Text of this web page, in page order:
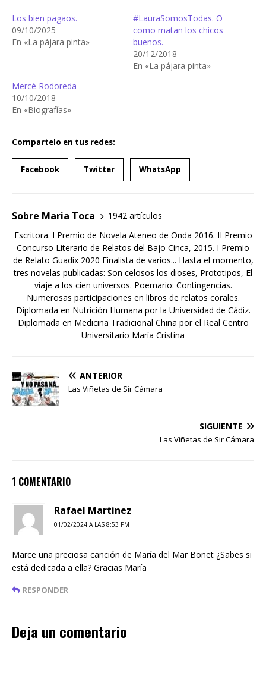
Los bien pagaos.
09/10/2025
En «La pájara pinta»
#LauraSomosTodas. O
como matan los chicos
buenos.
20/12/2018
En «La pájara pinta»
Mercé Rodoreda
10/10/2018
En «Biografías»
Compartelo en tus redes:
Facebook Twitter WhatsApp
Sobre Maria Toca
1942 artículos
Escritora. I Premio de Novela Ateneo de Onda 2016. II Premio
Concurso Literario de Relatos del Bajo Cinca, 2015. I Premio
de Relato Guadix 2020 Finalista de varios... Hasta el momento,
tres novelas publicadas: Son celosos los dioses, Prototipos, El
viaje a los cien universos. Poemario: Contingencias.
Numerosas participaciones en libros de relatos corales.
Diplomada en Nutrición Humana por la Universidad de Cádiz.
Diplomada en Medicina Tradicional China por el Real Centro
Universitario María Cristina
ANTERIOR
Las Viñetas de Sir Cámara
SIGUIENTE
Las Viñetas de Sir Cámara
1 COMENTARIO
Rafael Martinez
01/02/2024 A LAS 8:53 PM
Marce una preciosa canción de María del Mar Bonet ¿Sabes si
está dedicada a ella? Gracias María
RESPONDER
Deja un comentario